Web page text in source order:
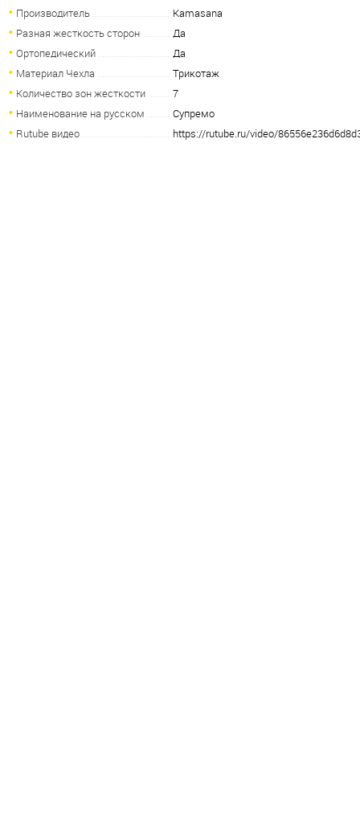
Производитель
Kamasana
Разная жесткость сторон
Да
Ортопедический
Да
Материал Чехла
Трикотаж
Количество зон жесткости
7
Наименование на русском
Супремо
Rutube видео
https://rutube.ru/video/